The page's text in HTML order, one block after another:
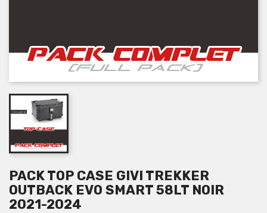
PACK TOP CASE GIVI TREKKER
OUTBACK EVO SMART 58LT NOIR
2021-2024